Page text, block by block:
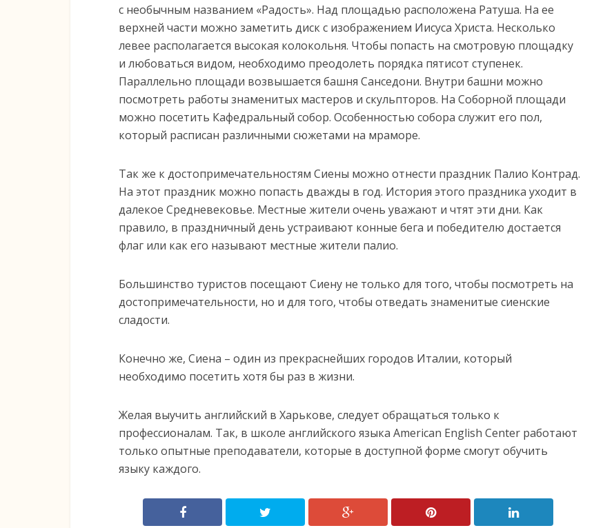
с необычным названием «Радость». Над площадью расположена Ратуша. На ее
верхней части можно заметить диск с изображением Иисуса Христа. Несколько
левее располагается высокая колокольня. Чтобы попасть на смотровую площадку
и любоваться видом, необходимо преодолеть порядка пятисот ступенек.
Параллельно площади возвышается башня Санседони. Внутри башни можно
посмотреть работы знаменитых мастеров и скульпторов. На Соборной площади
можно посетить Кафедральный собор. Особенностью собора служит его пол,
который расписан различными сюжетами на мраморе.
Так же к достопримечательностям Сиены можно отнести праздник Палио Контрад.
На этот праздник можно попасть дважды в год. История этого праздника уходит в
далекое Средневековье. Местные жители очень уважают и чтят эти дни. Как
правило, в праздничный день устраивают конные бега и победителю достается
флаг или как его называют местные жители палио.
Большинство туристов посещают Сиену не только для того, чтобы посмотреть на
достопримечательности, но и для того, чтобы отведать знаменитые сиенские
сладости.
Конечно же, Сиена – один из прекраснейших городов Италии, который
необходимо посетить хотя бы раз в жизни.
Желая выучить английский в Харькове, следует обращаться только к
профессионалам. Так, в школе английского языка American English Center работают
только опытные преподаватели, которые в доступной форме смогут обучить
языку каждого.